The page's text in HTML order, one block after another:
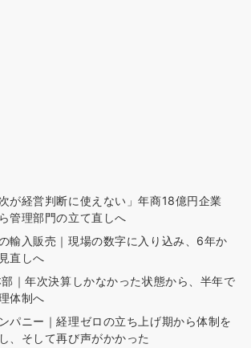
が経営判断に使えない」年商18億円企業
管理部門の立て直しへ
輸入販売｜現場の数字に入り込み、6年か
直しへ
｜年次決算しかなかった状態から、半年で
体制へ
パニー｜経理ゼロの立ち上げ期から体制を
、そして再び声がかかった